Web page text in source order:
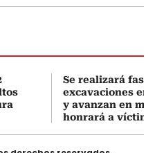
Se realizará fase
excavaciones en
y avanzan en
honrará a